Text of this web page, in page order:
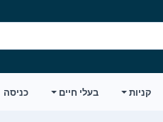
קניות בעלי חיים כניסה